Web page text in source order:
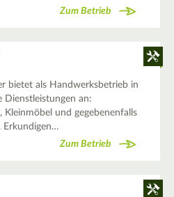
Zum Betrieb
bietet als Handwerksbetrieb in
Dienstleistungen an:
Kleinmöbel und gegebenenfalls
Erkundigen…
Zum Betrieb